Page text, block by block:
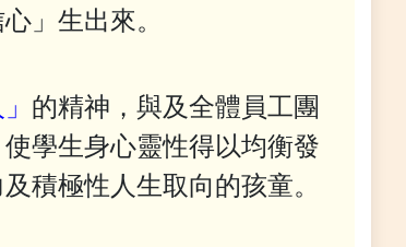
」生出來。
的精神，與及全體員工團
學生身心靈性得以均衡發
積極性人生取向的孩童。